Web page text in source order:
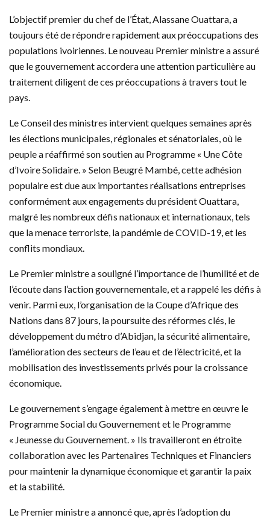
L’objectif premier du chef de l’État, Alassane Ouattara, a
toujours été de répondre rapidement aux préoccupations des
populations ivoiriennes. Le nouveau Premier ministre a assuré
que le gouvernement accordera une attention particulière au
traitement diligent de ces préoccupations à travers tout le
pays.
Le Conseil des ministres intervient quelques semaines après
les élections municipales, régionales et sénatoriales, où le
peuple a réaffirmé son soutien au Programme « Une Côte
d’Ivoire Solidaire. » Selon Beugré Mambé, cette adhésion
populaire est due aux importantes réalisations entreprises
conformément aux engagements du président Ouattara,
malgré les nombreux défis nationaux et internationaux, tels
que la menace terroriste, la pandémie de COVID-19, et les
conflits mondiaux.
Le Premier ministre a souligné l’importance de l’humilité et de
l’écoute dans l’action gouvernementale, et a rappelé les défis à
venir. Parmi eux, l’organisation de la Coupe d’Afrique des
Nations dans 87 jours, la poursuite des réformes clés, le
développement du métro d’Abidjan, la sécurité alimentaire,
l’amélioration des secteurs de l’eau et de l’électricité, et la
mobilisation des investissements privés pour la croissance
économique.
Le gouvernement s’engage également à mettre en œuvre le
Programme Social du Gouvernement et le Programme
« Jeunesse du Gouvernement. » Ils travailleront en étroite
collaboration avec les Partenaires Techniques et Financiers
pour maintenir la dynamique économique et garantir la paix
et la stabilité.
Le Premier ministre a annoncé que, après l’adoption du